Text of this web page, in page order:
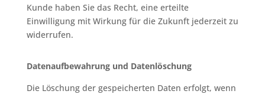
Kunde haben Sie das Recht, eine erteilte
Einwilligung mit Wirkung für die Zukunft jederzeit zu
widerrufen.
Datenaufbewahrung und Datenlöschung
Die Löschung der gespeicherten Daten erfolgt, wenn